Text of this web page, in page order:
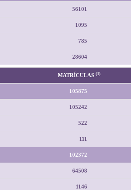
56101
1095
785
28604
MATRÍCULAS (1)
105875
105242
522
111
102372
64508
1146